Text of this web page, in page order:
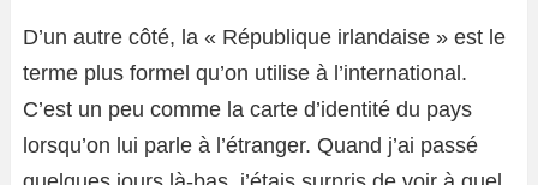
D’un autre côté, la « République irlandaise » est le
terme plus formel qu’on utilise à l’international.
C’est un peu comme la carte d’identité du pays
lorsqu’on lui parle à l’étranger. Quand j’ai passé